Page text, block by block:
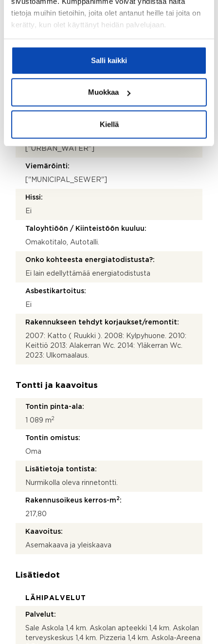
tietoja muihin tietoihin, joita olet antanut heille tai joita on
kerätty, kun olet käyttänyt heidän palvelujaan.
Salli kaikki
Muokkaa
Kiellä
Kattotyyppi:
Harjakatto
Lämmitysjärjestelmä:
["URBAN_WATER"]
Viemäröinti:
["MUNICIPAL_SEWER"]
Hissi:
Ei
Taloyhtiöön / Kiinteistöön kuuluu:
Omakotitalo, Autotalli.
Onko kohteesta energiatodistusta?:
Ei lain edellyttämää energiatodistusta
Asbestikartoitus:
Ei
Rakennukseen tehdyt korjaukset/remontit:
2007: Katto ( Ruukki ). 2008: Kylpyhuone. 2010:
Keittiö 2013: Alakerran Wc. 2014: Yläkerran Wc.
2023: Ulkomaalaus.
Tontti ja kaavoitus
Tontin pinta-ala:
1 089 m2
Tontin omistus:
Oma
Lisätietoja tontista:
Nurmikolla oleva rinnetontti.
Rakennusoikeus kerros-m 2 :
217,80
Kaavoitus:
Asemakaava ja yleiskaava
Lisätiedot
LÄHIPALVELUT
Palvelut:
Sale Askola 1,4 km. Askolan apteekki 1,4 km. Askolan
terveyskeskus 1,4 km. Pizzeria 1,4 km. Askola-Areena